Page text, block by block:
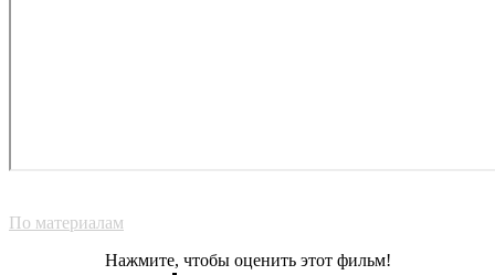
По материалам
Нажмите, чтобы оценить этот фильм!